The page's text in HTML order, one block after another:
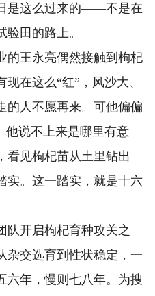
是这么过来的——不是在
田的路上。
王永亮偶然接触到枸杞
在这么“红”，风沙大、
的人不愿再来。可他偏偏
他说不上来是哪里有意
看见枸杞苗从土里钻出
实。这一踏实，就是十六
开启枸杞育种攻关之
杂交选育到性状稳定，一
六年，慢则七八年。为搜